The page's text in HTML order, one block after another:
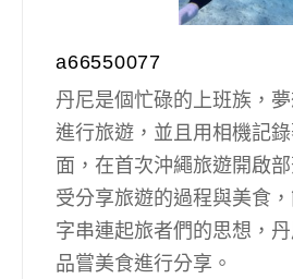
a66550077
丹尼是個忙碌的上班族，
進行旅遊，並且用相機記
面，在首次沖繩旅遊開啟
受分享旅遊的過程與美食
字串連起旅者們的思想，
品嘗美食進行分享。